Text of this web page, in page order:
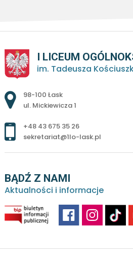
I LICEUM
im. Tadeusza
Adres pocztowy:
98-100 Łask
ul. Mickiewicza 1
+48 43 675 35 26
sekretariat@1lo-lask.pl
BĄDŹ Z NAMI
Aktualności i informacje